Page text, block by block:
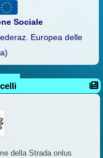
Sociale
Europea delle
della Strada onlus